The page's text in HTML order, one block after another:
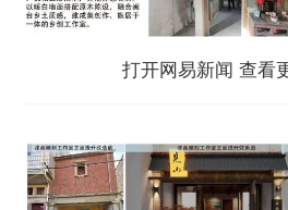
打开网易新闻 查看